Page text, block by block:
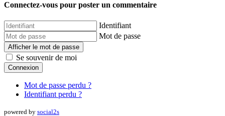
Connectez-vous pour poster un commentaire
Identifiant
Mot de passe
Afficher le mot de passe
Se souvenir de moi
Connexion
Mot de passe perdu ?
Identifiant perdu ?
powered by social2s